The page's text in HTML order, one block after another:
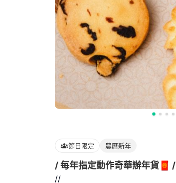
節日限定 農曆新年
/ 每年指定動作奇華辦年貨🧧 /
//